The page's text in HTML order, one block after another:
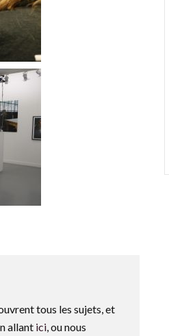
tous les sujets, et
allant ici, ou nous